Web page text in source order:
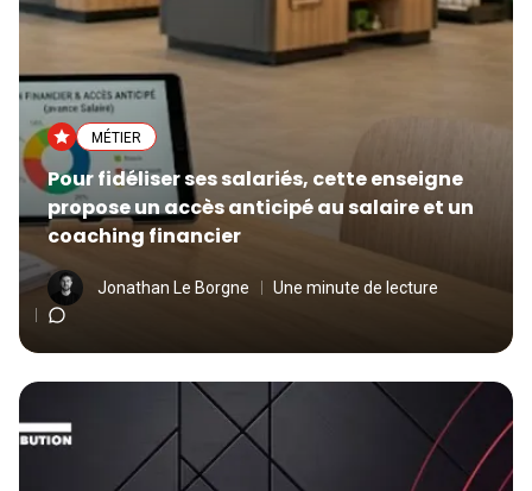
MÉTIER
Pour fidéliser ses salariés, cette enseigne
propose un accès anticipé au salaire et un
coaching financier
Jonathan Le Borgne Une minute de lecture